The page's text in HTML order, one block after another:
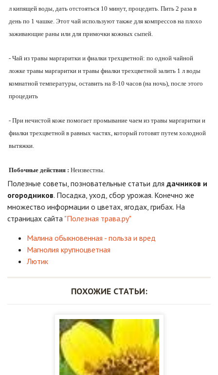
л кипящей воды, дать отстояться 10 минут, процедить. Пить 2 раза в
день по 1 чашке. Этот чай используют также для компрессов на плохо
заживающие раны или для примочки кожных сыпей.
- Чай из травы маргаритки и фиалки трехцветной: по одной чайной
ложке травы маргаритки и травы фиалки трехцветной залить 1 л воды
комнатной температуры, оставить на 8-10 часов (на ночь), после этого
процедить
- При нечистой коже помогает промывание чаем из травы маргаритки и
фиалки трехцветной в равных частях, который готовят путем холодной
вытяжки.
Побочные действия : Неизвестны.
Полезные советы, позновательные статьи для дачников и
огородников. Посадка, уход, сбор урожая. Конечно же
множество информации о цветах, ягодах, грибах. На
страницах сайта "Полезная трава.ру"
Малина обыкновенная - польза и вред
Магнолия крупноцветная
Лютик
ПОХОЖИЕ СТАТЬИ: